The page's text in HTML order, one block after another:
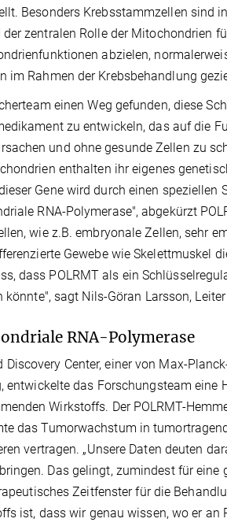
Besonders Krebsstammzellen sind
zentralen Rolle der Mitochondrien
abzielen,
im Rahmen der Krebsbehandlung
einen Weg gefunden, diese
zu entwickeln, das auf die
und ohne gesunde Zellen zu
enthalten ihr eigenes
Gene wird durch einen speziellen
RNA-Polymerase", abgekürzt
wie z.B. embryonale Zellen, sehr
Gewebe wie Skelettmuskel
dass POLRMT als ein
sagt Nils-Göran Larsson,
RNA-Polymerase
Discovery Center, einer von Max-
das Forschungsteam eine
Wirkstoffs. Der POLRMT-
das Tumorwachstum in
vertragen. „Unsere Daten deuten
Das gelingt, zumindest für eine
Zeitfenster für die
ist, dass wir genau wissen, wo er